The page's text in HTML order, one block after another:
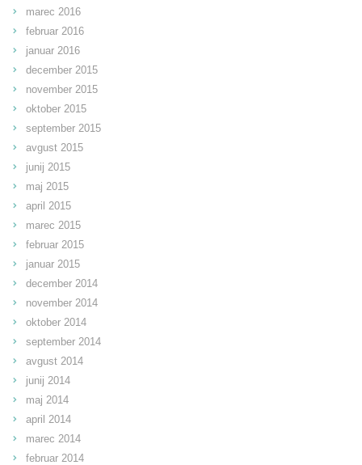
marec 2016
februar 2016
januar 2016
december 2015
november 2015
oktober 2015
september 2015
avgust 2015
junij 2015
maj 2015
april 2015
marec 2015
februar 2015
januar 2015
december 2014
november 2014
oktober 2014
september 2014
avgust 2014
junij 2014
maj 2014
april 2014
marec 2014
februar 2014